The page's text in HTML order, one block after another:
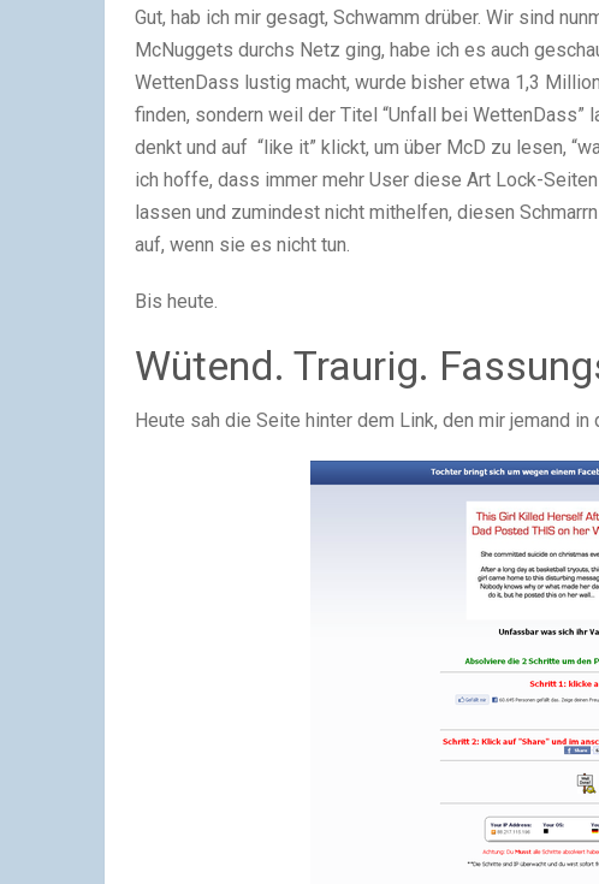
Gut, hab ich mir gesagt, Schwamm drüber. Wir sind
McNuggets durchs Netz ging, habe ich es auch
WettenDass lustig macht, wurde bisher etwa 1,3
finden, sondern weil der Titel “Unfall bei WettenDass”
denkt und auf “like it” klickt, um über McD zu lesen,
ich hoffe, dass immer mehr User diese Art Lock-
lassen und zumindest nicht mithelfen, diesen
auf, wenn sie es nicht tun.
Bis heute.
Wütend. Traurig.
Heute sah die Seite hinter dem Link, den mir jemand